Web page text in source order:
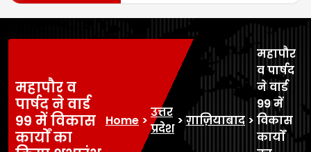
महापौर व
पार्षद ने वार्ड
99 में विकास
कार्यों का
Home >
उत्तर
प्रदेश
>ग़ाज़ियाबाद >
महापौर
व पार्षद
ने वार्ड
99 में
विकास
कार्यों